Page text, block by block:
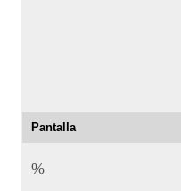
Pantalla
%